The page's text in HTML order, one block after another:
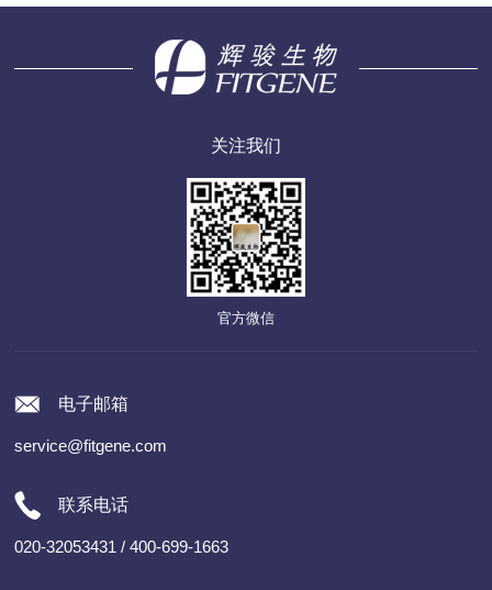
关注我们
官方微信
电子邮箱
service@fitgene.com
联系电话
020-32053431 / 400-699-1663